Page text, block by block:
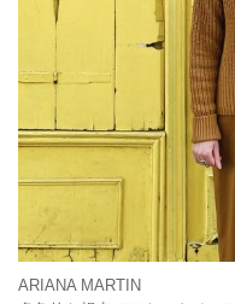
ARIANA MARTIN